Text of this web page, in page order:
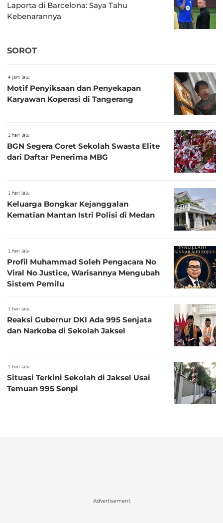
Laporta di Barcelona: Saya Tahu
Kebenarannya
SOROT
4 jam lalu
Motif Penyiksaan dan Penyekapan
Karyawan Koperasi di Tangerang
1 hari lalu
BGN Segera Coret Sekolah Swasta Elite
dari Daftar Penerima MBG
1 hari lalu
Keluarga Bongkar Kejanggalan
Kematian Mantan Istri Polisi di Medan
1 hari lalu
Profil Muhammad Soleh Pengacara No
Viral No Justice, Warisannya Mengubah
Sistem Pemilu
1 hari lalu
Reaksi Gubernur DKI Ada 995 Senjata
dan Narkoba di Sekolah Jaksel
1 hari lalu
Situasi Terkini Sekolah di Jaksel Usai
Temuan 995 Senpi
Advertisement